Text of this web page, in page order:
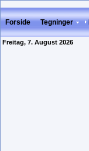
Forside Tegninger
Freitag, 7. August 2026